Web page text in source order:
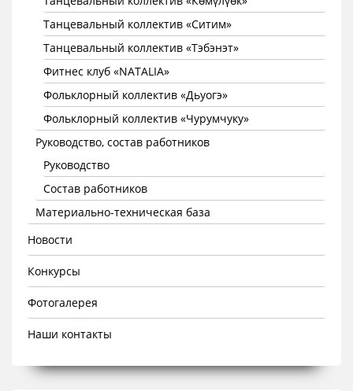
Танцевальный коллектив «Ситим»
Танцевальный коллектив «Тэбэнэт»
Фитнес клуб «NATALIA»
Фольклорный коллектив «Дьуогэ»
Фольклорный коллектив «Чурумчуку»
Руководство, состав работников
Руководство
Состав работников
Материально-техническая база
Новости
Конкурсы
Фотогалерея
Наши контакты